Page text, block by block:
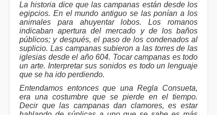
La historia dice que las campanas están desde los
egipcios. En el mundo antiguo se las ponían a los
animales para ahuyentar lobos. Los romanos
indicaban apertura del mercado y de los baños
públicos; y después, el paso de los condenados al
suplicio. Las campanas subieron a las torres de las
iglesias desde el año 604. Tocar campanas es todo
un arte. Interpretar sus sonidos es todo un lenguaje
que se ha ido perdiendo.
Entendamos entonces que una Regla Consueta,
era una costumbre que se pierde en el tiempo.
Decir que las campanas dan clamores, es estar